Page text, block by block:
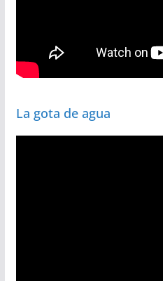
La gota de agua